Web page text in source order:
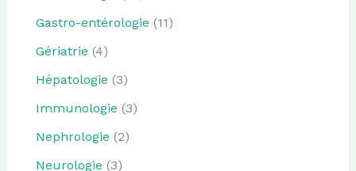
Gastro-entérologie (11)
Gériatrie (4)
Hépatologie (3)
Immunologie (3)
Nephrologie (2)
Neurologie (3)